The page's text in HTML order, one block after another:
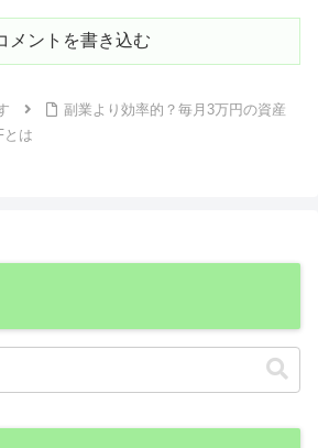
メントを書き込む
副業より効率的？毎月3万円の資産
とは